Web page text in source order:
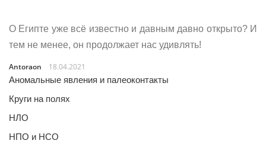
О Египте уже всё известно и давным давно открыто? И
тем не менее, он продолжает нас удивлять!
Antoraon
18.04.2021
Аномальные явления и палеоконтакты
Круги на полях
НЛО
НПО и НСО